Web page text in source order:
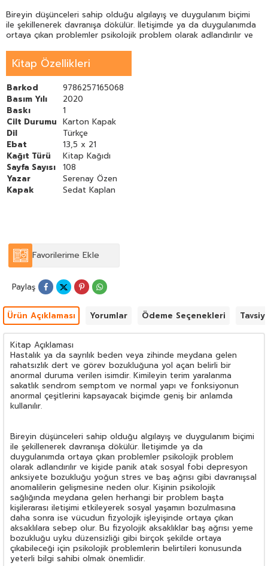
Bireyin düşünceleri sahip olduğu algılayış ve duygulanım biçimi
ile şekillenerek davranışa dökülür. İletişimde ya da duygulanımda
ortaya çıkan problemler psikolojik problem olarak adlandırılır ve
yoğun stres ve baş ağrısı gibi davranışsal anomalilerin
gelişmesine neden olur. Kişinin psikolojik sağlığında meydana
gelen herhangi bir problem başta kişilerarası iletişimi etkileyerek
sosyal yaşamın bozulmasına daha sonra ise vücudun fizyolojik
işleyişinde ortaya çıkan aksaklılara sebep olur. Bu fizyolojik
aksaklıklar baş ağrısı yeme bozukluğu uyku düzensizliği gibi
birçok şekilde ortaya çıkabileceği için psikolojik problemlerin
belirtileri konusunda yeterli bilgi sahibi olmak önemlidir.
Kitap Özellikleri
Barkod
9786257165068
Basım Yılı
2020
Baskı
1
Cilt Durumu Karton Kapak
Dil
Türkçe
Ebat
13,5 x 21
Kağıt Türü
Kitap Kağıdı
Sayfa Sayısı
108
Yazar
Serenay Özen
Kapak
Sedat Kaplan
Favorilerime Ekle
Paylaş
Ürün Açıklaması Yorumlar Ödeme Seçenekleri
Kitap Açıklaması
Hastalık ya da sayrılık beden veya zihinde meydana gelen
rahatsızlık dert ve görev bozukluğuna yol açan belirli bir
anormal duruma verilen isimdir. Kimileyin terim yaralanma
sakatlık sendrom semptom ve normal yapı ve fonksiyonun
anormal çeşitlerini kapsayacak biçimde geniş bir anlamda
kullanılır.
Bireyin düşünceleri sahip olduğu algılayış ve duygulanım biçimi
ile şekillenerek davranışa dökülür. İletişimde ya da
duygulanımda ortaya çıkan problemler psikolojik problem
olarak adlandırılır ve kişide panik atak sosyal fobi depresyon
anksiyete bozukluğu yoğun stres ve baş ağrısı gibi davranışsal
anomalilerin gelişmesine neden olur. Kişinin psikolojik
sağlığında meydana gelen herhangi bir problem başta
kişilerarası iletişimi etkileyerek sosyal yaşamın bozulmasına
daha sonra ise vücudun fizyolojik işleyişinde ortaya çıkan
aksaklılara sebep olur. Bu fizyolojik aksaklıklar baş ağrısı yeme
bozukluğu uyku düzensizliği gibi birçok şekilde ortaya
çıkabileceği için psikolojik problemlerin belirtileri konusunda
yeterli bilgi sahibi olmak önemlidir.